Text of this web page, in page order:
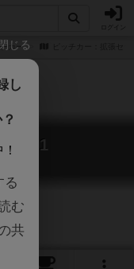
カー
ット1
閉じる
し
る
む
共